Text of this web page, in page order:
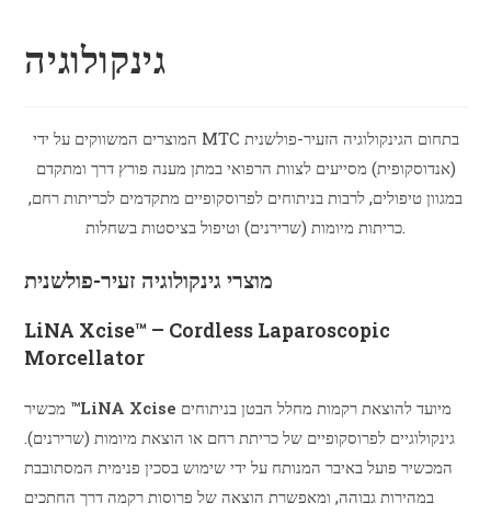
גינקולוגיה
המוצרים המשווקים על ידי MTC בתחום הגינקולוגיה הזעיר-פולשנית
(אנדוסקופית) מסייעים לצוות הרפואי במתן מענה פורץ דרך ומתקדם
במגוון טיפולים, לרבות בניתוחים לפרוסקופיים מתקדמים לכריתות רחם,
כריתות מיומות (שרירנים) וטיפול בציסטות בשחלות.
מוצרי גינקולוגיה זעיר-פולשנית
LiNA Xcise™ – Cordless Laparoscopic
Morcellator
™LiNA Xcise מיועד להוצאת רקמות מחלל הבטן בניתוחים
גינקולוגיים לפרוסקופיים של כריתת רחם או הוצאת מיומות (שרירנים).
המכשיר פועל באיבר המנותח על ידי שימוש בסכין פנימית המסתובבת
במהירות גבוהה, ומאפשרת הוצאה של פרוסות רקמה דרך החתכים